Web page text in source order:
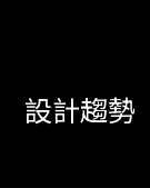
展設計趨勢